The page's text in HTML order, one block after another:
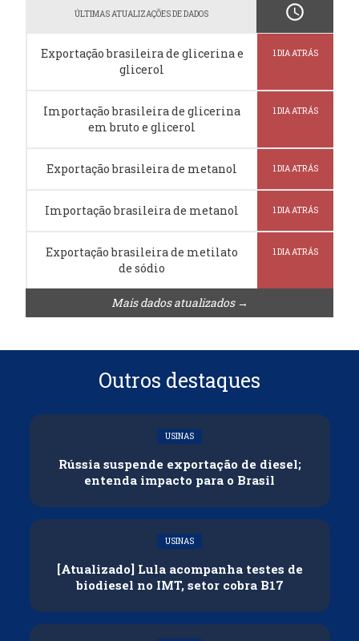
ÚLTIMAS ATUALIZAÇÕES DE DADOS schedule
Exportação brasileira de glicerina e
glicerol
1 DIA ATRÁS
Importação brasileira de glicerina
em bruto e glicerol
1 DIA ATRÁS
Exportação brasileira de metanol 1 DIA ATRÁS
Importação brasileira de metanol 1 DIA ATRÁS
Exportação brasileira de metilato
de sódio
1 DIA ATRÁS
Mais dados atualizados →
Outros destaques
USINAS
Rússia suspende exportação de diesel;
entenda impacto para o Brasil
USINAS
[Atualizado] Lula acompanha testes de
biodiesel no IMT, setor cobra B17